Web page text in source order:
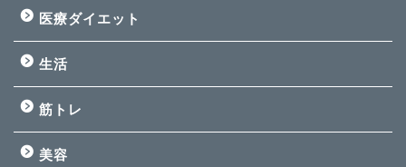
医療ダイエット
生活
筋トレ
美容